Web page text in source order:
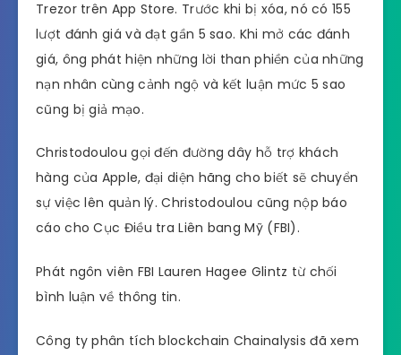
Trezor trên App Store. Trước khi bị xóa, nó có 155
lượt đánh giá và đạt gần 5 sao. Khi mở các đánh
giá, ông phát hiện những lời than phiền của những
nạn nhân cùng cảnh ngộ và kết luận mức 5 sao
cũng bị giả mạo.
Christodoulou gọi đến đường dây hỗ trợ khách
hàng của Apple, đại diện hãng cho biết sẽ chuyển
sự việc lên quản lý. Christodoulou cũng nộp báo
cáo cho Cục Điều tra Liên bang Mỹ (FBI).
Phát ngôn viên FBI Lauren Hagee Glintz từ chối
bình luận về thông tin.
Công ty phân tích blockchain Chainalysis đã xem